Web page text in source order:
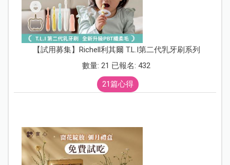
【試用募集】Richell利其爾 T.L.I第二代乳牙刷系列
數量: 21 已報名: 432
21篇心得